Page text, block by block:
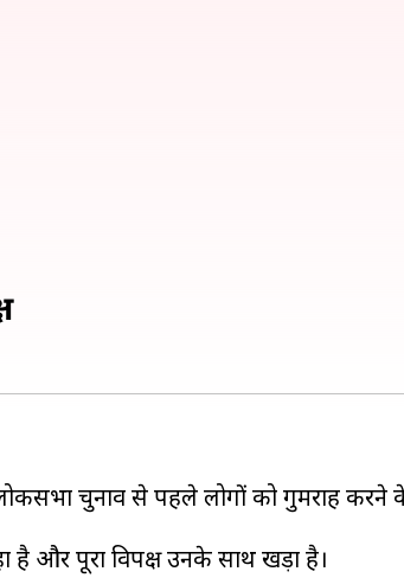
लोकसभा चुनाव से पहले लोगों को गुमराह